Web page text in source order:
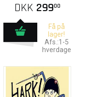
DKK 29900
Få på
lager!
Afs.:1-5
hverdage